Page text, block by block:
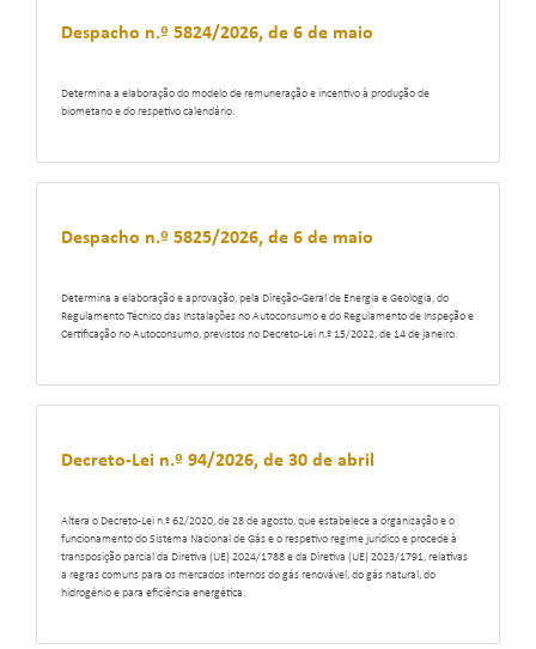
Despacho n.º 5824/2026, de 6 de maio
Determina a elaboração do modelo de remuneração e incentivo à produção de
biometano e do respetivo calendário.
Despacho n.º 5825/2026, de 6 de maio
Determina a elaboração e aprovação, pela Direção-Geral de Energia e Geologia, do
Regulamento Técnico das Instalações no Autoconsumo e do Regulamento de Inspeção e
Certificação no Autoconsumo, previstos no Decreto-Lei n.º 15/2022, de 14 de janeiro.
Decreto-Lei n.º 94/2026, de 30 de abril
Altera o Decreto-Lei n.º 62/2020, de 28 de agosto, que estabelece a organização e o
funcionamento do Sistema Nacional de Gás e o respetivo regime jurídico e procede à
transposição parcial da Diretiva (UE) 2024/1788 e da Diretiva (UE) 2023/1791, relativas
a regras comuns para os mercados internos do gás renovável, do gás natural, do
hidrogénio e para eficiência energética.